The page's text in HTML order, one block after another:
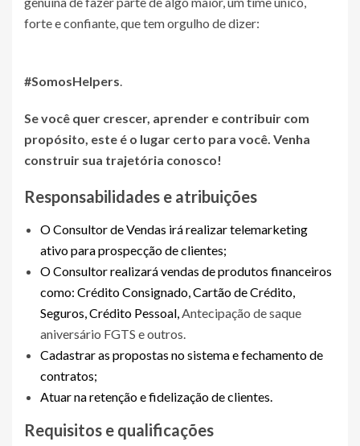
forte e confiante, que tem orgulho de dizer:
#SomosHelpers.
Se você quer crescer, aprender e contribuir com
propósito, este é o lugar certo para você. Venha
construir sua trajetória conosco!
Responsabilidades e atribuições
O Consultor de Vendas irá realizar telemarketing
ativo para prospecção de clientes;
O Consultor realizará vendas de produtos financeiros
como: Crédito Consignado, Cartão de Crédito,
Seguros, Crédito Pessoal,Antecipação de saque
aniversário FGTS e outros.
Cadastrar as propostas no sistema e fechamento de
contratos;
Atuar na retenção e fidelização de clientes.
Requisitos e qualificações